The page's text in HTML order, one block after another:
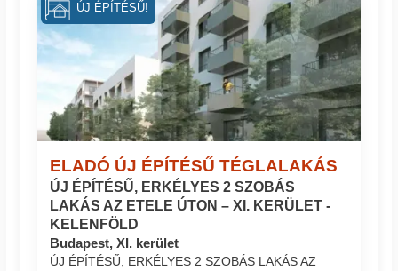
ELADÓ ÚJ ÉPÍTÉSŰ TÉGLALAKÁS
ÚJ ÉPÍTÉSŰ, ERKÉLYES 2 SZOBÁS
LAKÁS AZ ETELE ÚTON – XI. KERÜLET -
KELENFÖLD
Budapest, XI. kerület
ÚJ ÉPÍTÉSŰ, ERKÉLYES 2 SZOBÁS LAKÁS AZ
ÚJ ÉPÍTÉSŰ!